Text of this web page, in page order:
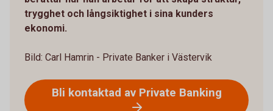
trygghet och långsiktighet i sina kunders
ekonomi.
Bild: Carl Hamrin - Private Banker i Västervik
Bli kontaktad av Private Banking